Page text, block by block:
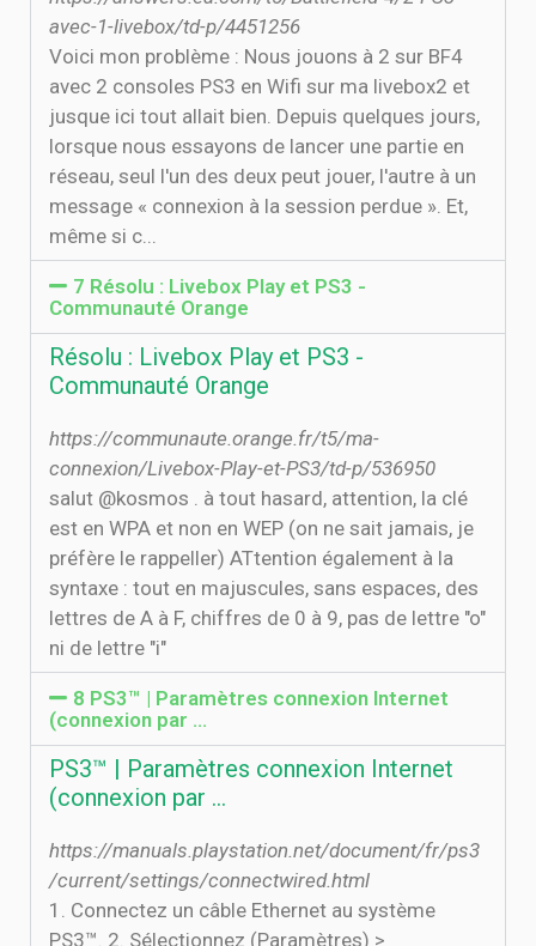
avec-1-livebox/td-p/4451256
Voici mon problème : Nous jouons à 2 sur BF4
avec 2 consoles PS3 en Wifi sur ma livebox2 et
jusque ici tout allait bien. Depuis quelques jours,
lorsque nous essayons de lancer une partie en
réseau, seul l'un des deux peut jouer, l'autre à un
message « connexion à la session perdue ». Et,
même si c...
7 Résolu : Livebox Play et PS3 -
Communauté Orange
Résolu : Livebox Play et PS3 -
Communauté Orange
https://communaute.orange.fr/t5/ma-
connexion/Livebox-Play-et-PS3/td-p/536950
salut @kosmos . à tout hasard, attention, la clé
est en WPA et non en WEP (on ne sait jamais, je
préfère le rappeller) ATtention également à la
syntaxe : tout en majuscules, sans espaces, des
lettres de A à F, chiffres de 0 à 9, pas de lettre "o"
ni de lettre "i"
8 PS3™ | Paramètres connexion Internet
(connexion par …
PS3™ | Paramètres connexion Internet
(connexion par …
https://manuals.playstation.net/document/fr/ps3
/current/settings/connectwired.html
1. Connectez un câble Ethernet au système
PS3™. 2. Sélectionnez (Paramètres) >